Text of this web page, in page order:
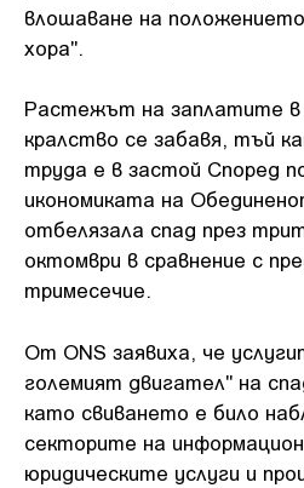
влошаване на
хора".
Растежът на заплатите
кралство се забавя, тъй
труда е в застой Според
икономиката на
отбелязала спад през
октомври в сравнение с
тримесечие.
От ONS заявиха, че
големият двигател" на
като свиването е било
секторите на
юридическите услуги и